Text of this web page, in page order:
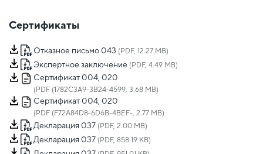
Сертификаты
Отказное письмо 043 (PDF, 12.27 MB)
Экспертное заключение (PDF, 4.49 MB)
Сертификат 004, 020
(PDF (1782C3A9-3B24-4599, 3.68 MB)
Сертификат 004, 020
(PDF (F72A84D8-6D6B-4BEF-, 2.77 MB)
Декларация 037 (PDF, 2.00 MB)
Декларация 037 (PDF, 858.19 KB)